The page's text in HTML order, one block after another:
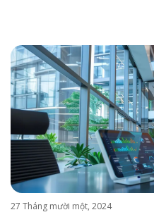
27 Tháng mười một, 2024